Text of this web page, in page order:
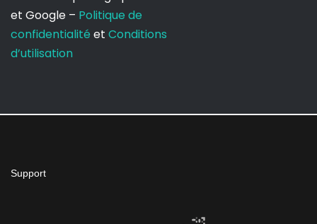
et Google – Politique de
confidentialité et Conditions
d’utilisation
Support